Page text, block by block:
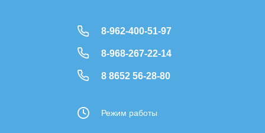
8-962-400-51-97
8-968-267-22-14
8 8652 56-28-80
Режим работы